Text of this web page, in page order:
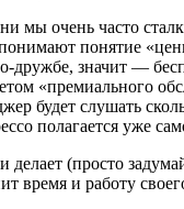
мы очень часто
понятие
дружбе, значит —
«премиального
будет слушать
полагается уже
делает (просто
время и работу